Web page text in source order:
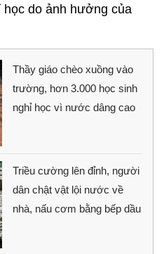
học do ảnh hưởng của
Thầy giáo chèo xuồng vào
trường, hơn 3.000 học sinh
nghỉ học vì nước dâng cao
Triều cường lên đỉnh, người
dân chật vật lội nước về
nhà, nấu cơm bằng bếp dầu